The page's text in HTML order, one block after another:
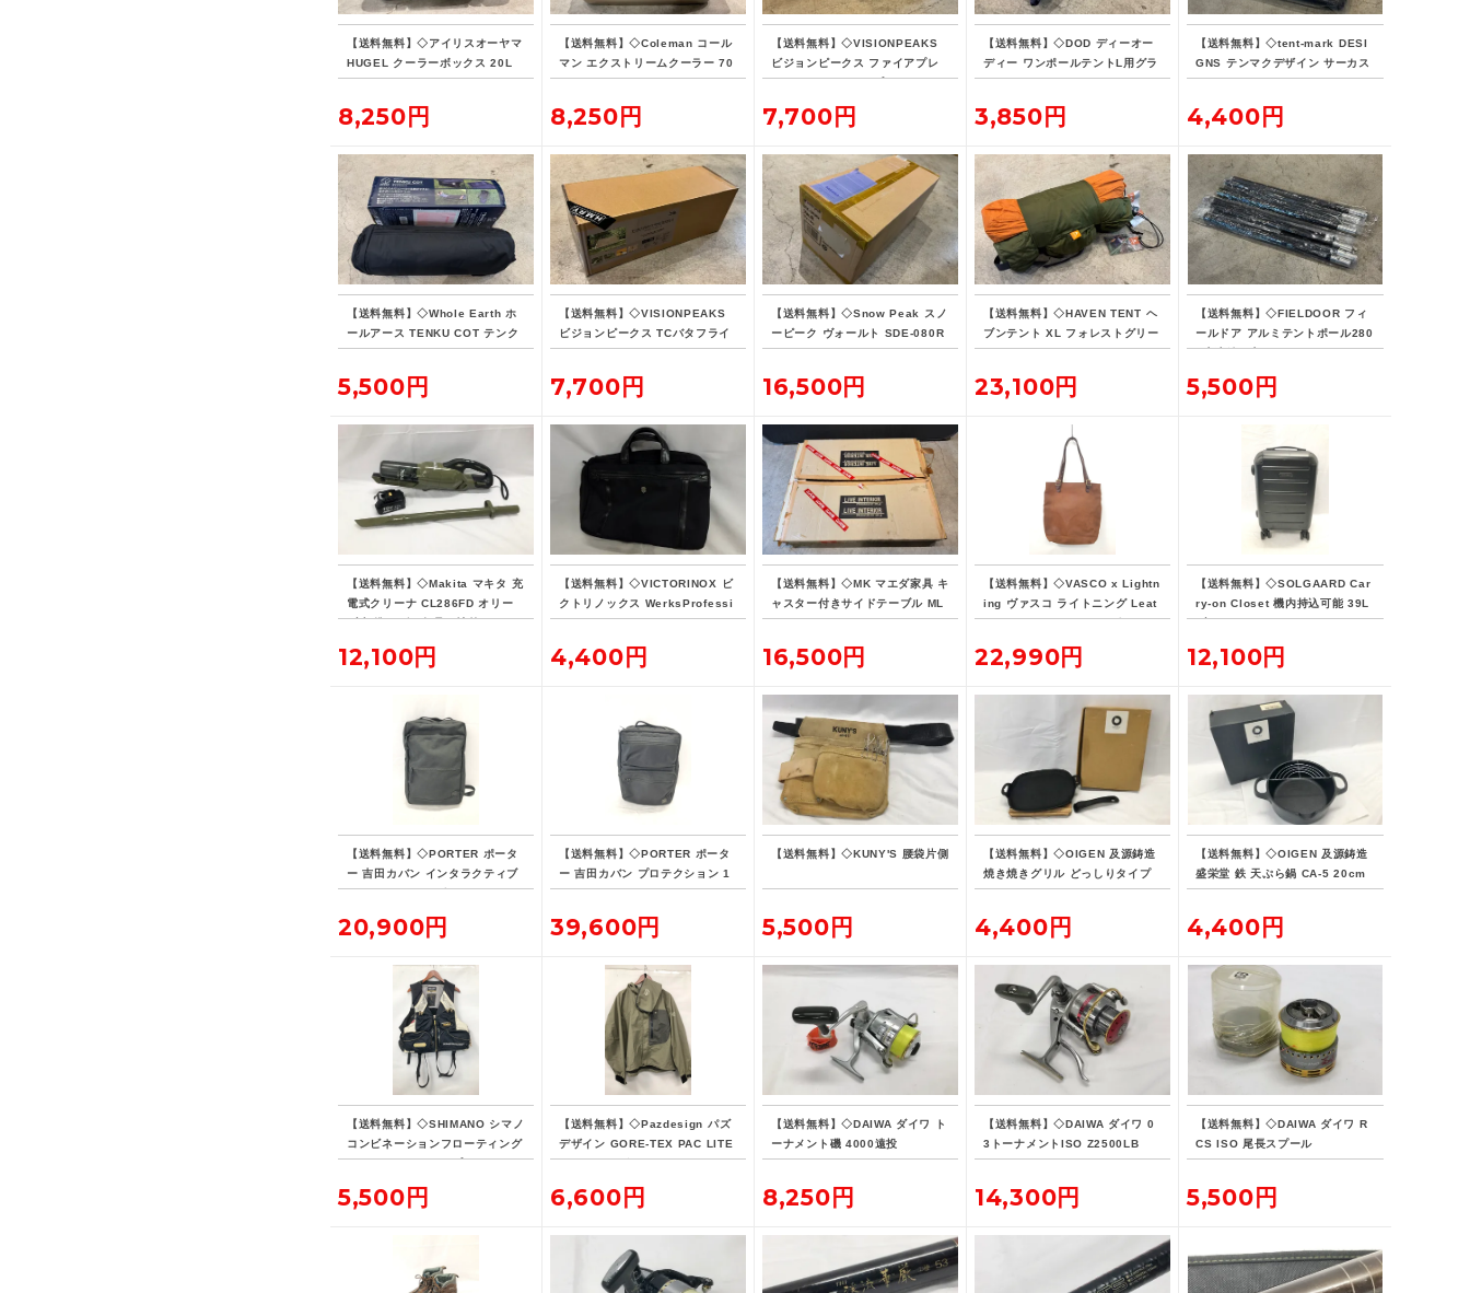
【送料無料】◇アイリスオーヤマ
HUGEL クーラーボックス 20L
8,250円
【送料無料】◇Coleman コール
マン エクストリームクーラー 70
QT タンカラー
8,250円
【送料無料】◇VISIONPEAKS
ビジョンピークス ファイアプレ
イス TCレクタタープ
7,700円
【送料無料】◇DOD ディーオー
ディー ワンポールテントL用グラ
ンドシート
3,850円
【送料無料】◇tent-mark DESI
GNS テンマクデザイン サーカス
インナーマット 4/5
4,400円
【送料無料】◇Whole Earth ホ
ールアース TENKU COT テンク
ウコット
5,500円
【送料無料】◇VISIONPEAKS
ビジョンピークス TCバタフライ
シェルターSOLO
7,700円
【送料無料】◇Snow Peak スノ
ーピーク ヴォールト SDE-080R
H
16,500円
【送料無料】◇HAVEN TENT ヘ
ブンテント XL フォレストグリー
ン
23,100円
【送料無料】◇FIELDOOR フィ
ールドア アルミテントポール280
4本連結 2本セット
5,500円
【送料無料】◇Makita マキタ 充
電式クリーナ CL286FD オリー
ブ 標準ノズル欠品・社外バッテ
12,100円
【送料無料】◇VICTORINOX ビ
クトリノックス WerksProfessi
onal CORDURA 3WAY 604685
4,400円
【送料無料】◇MK マエダ家具 キ
ャスター付きサイドテーブル ML
E-015
16,500円
【送料無料】◇VASCO x Lightn
ing ヴァスコ ライトニング Leat
her Lover Tote ニベレザー トー
22,990円
【送料無料】◇SOLGAARD Car
ry-on Closet 機内持込可能 39L
ブラック キャリーケース
12,100円
【送料無料】◇PORTER ポータ
ー 吉田カバン インタラクティブ
デイパック 14L ビジネスリュッ
20,900円
【送料無料】◇PORTER ポータ
ー 吉田カバン プロテクション 1
5L デイパック リュックサック
39,600円
【送料無料】◇KUNY'S 腰袋片側
5,500円
【送料無料】◇OIGEN 及源鋳造
焼き焼きグリル どっしりタイプ
U-33
4,400円
【送料無料】◇OIGEN 及源鋳造
盛栄堂 鉄 天ぷら鍋 CA-5 20cm
4,400円
【送料無料】◇SHIMANO シマノ
コンビネーションフローティング
ベスト・リミテッドプロ VE-190
5,500円
【送料無料】◇Pazdesign パズ
デザイン GORE-TEX PAC LITE
フィッシングジャケット ZGR-10
6,600円
【送料無料】◇DAIWA ダイワ ト
ーナメント磯 4000遠投
8,250円
【送料無料】◇DAIWA ダイワ 0
3トーナメントISO Z2500LB
14,300円
【送料無料】◇DAIWA ダイワ R
CS ISO 尾長スプール
5,500円